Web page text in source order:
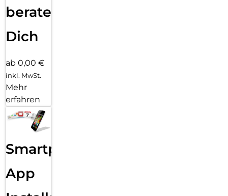
beraten
Dich
ab 0,00 €
inkl. MwSt.
Mehr
erfahren
Smartphone
App